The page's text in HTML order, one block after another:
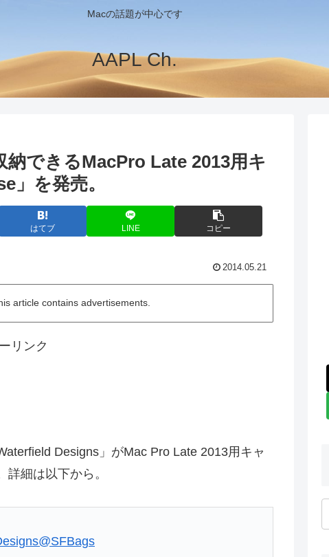
Macの話題が中心です
AAPL Ch.
できるMacPro Late 2013用キ
」を発売。
はてブ LINE コピー
2014.05.21
article contains advertisements.
リンク
Designs」がMac Pro Late 2013用キャ
細は以下から。
@SFBags